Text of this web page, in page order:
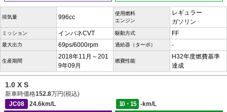
排気量 996cc
使用燃料
エンジン
レギュラー
ガソリン
ミッション インパネCVT 駆動方式 FF
最大出力 69ps/6000rpm 過給器（ターボ） -
生産期間
2018年11月～201
9年09月
燃費性能
H32年度燃費基準
達成
1.0 X S
新車時価格152.8万円(税込)
JC08
24.6km/L 10・15
-km/L